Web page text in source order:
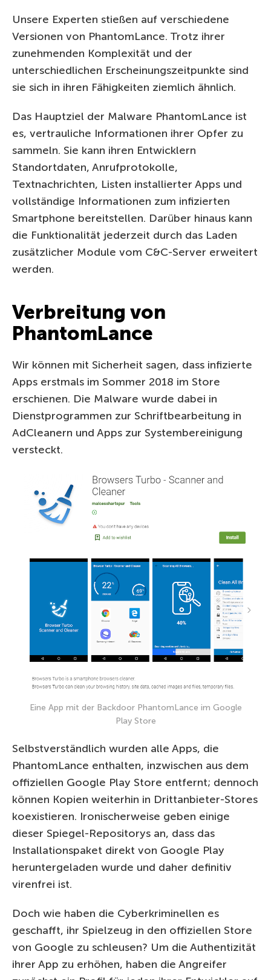
Unsere Experten stießen auf verschiedene
Versionen von PhantomLance. Trotz ihrer
zunehmenden Komplexität und der
unterschiedlichen Erscheinungszeitpunkte sind
sie sich in ihren Fähigkeiten ziemlich ähnlich.
Das Hauptziel der Malware PhantomLance ist
es, vertrauliche Informationen ihrer Opfer zu
sammeln. Sie kann ihren Entwicklern
Standortdaten, Anrufprotokolle,
Textnachrichten, Listen installierter Apps und
vollständige Informationen zum infizierten
Smartphone bereitstellen. Darüber hinaus kann
die Funktionalität jederzeit durch das Laden
zusätzlicher Module vom C&C-Server erweitert
werden.
Verbreitung von
PhantomLance
Wir können mit Sicherheit sagen, dass infizierte
Apps erstmals im Sommer 2018 im Store
erschienen. Die Malware wurde dabei in
Dienstprogrammen zur Schriftbearbeitung in
AdCleanern und Apps zur Systembereinigung
versteckt.
Eine App mit der Backdoor PhantomLance im Google
Play Store
Selbstverständlich wurden alle Apps, die
PhantomLance enthalten, inzwischen aus dem
offiziellen Google Play Store entfernt; dennoch
können Kopien weiterhin in Drittanbieter-Stores
koexistieren. Ironischerweise geben einige
dieser Spiegel-Repositorys an, dass das
Installationspaket direkt von Google Play
heruntergeladen wurde und daher definitiv
virenfrei ist.
Doch wie haben die Cyberkriminellen es
geschafft, ihr Spielzeug in den offiziellen Store
von Google zu schleusen? Um die Authentizität
ihrer App zu erhöhen, haben die Angreifer